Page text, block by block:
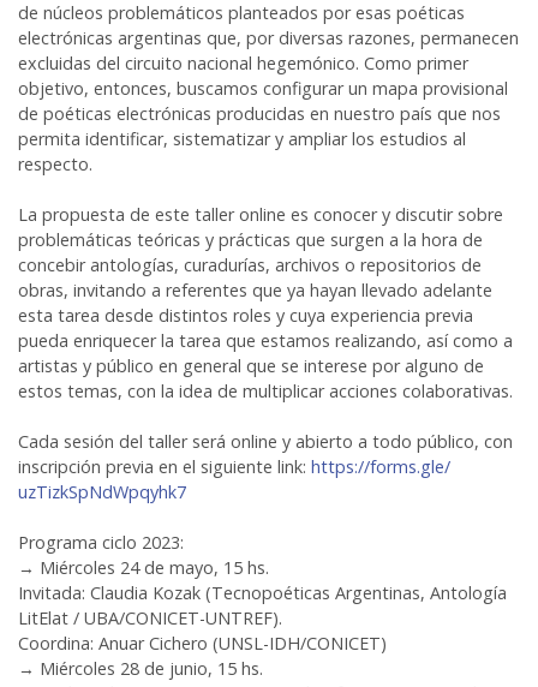
de núcleos problemáticos planteados por esas poéticas
electrónicas argentinas que, por diversas razones, permanecen
excluidas del circuito nacional hegemónico. Como primer
objetivo, entonces, buscamos configurar un mapa provisional
de poéticas electrónicas producidas en nuestro país que nos
permita identificar, sistematizar y ampliar los estudios al
respecto.
La propuesta de este taller online es conocer y discutir sobre
problemáticas teóricas y prácticas que surgen a la hora de
concebir antologías, curadurías, archivos o repositorios de
obras, invitando a referentes que ya hayan llevado adelante
esta tarea desde distintos roles y cuya experiencia previa
pueda enriquecer la tarea que estamos realizando, así como a
artistas y público en general que se interese por alguno de
estos temas, con la idea de multiplicar acciones colaborativas.
Cada sesión del taller será online y abierto a todo público, con
inscripción previa en el siguiente link: https://forms.gle/
uzTizkSpNdWpqyhk7
Programa ciclo 2023:
→ Miércoles 24 de mayo, 15 hs.
Invitada: Claudia Kozak (Tecnopoéticas Argentinas, Antología
LitElat / UBA/CONICET-UNTREF).
Coordina: Anuar Cichero (UNSL-IDH/CONICET)
→ Miércoles 28 de junio, 15 hs.